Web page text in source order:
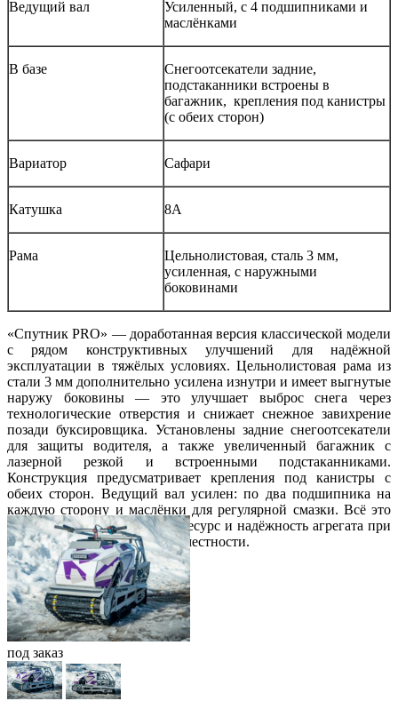
Ведущий вал
Усиленный, с 4 подшипниками и
маслёнками
В базе
Снегоотсекатели задние,
подстаканники встроены в
багажник, крепления под канистры
(с обеих сторон)
Вариатор Сафари
Катушка 8А
Рама
Цельнолистовая, сталь 3 мм,
усиленная, с наружными
боковинами
«Спутник PRO» — доработанная версия классической модели
с рядом конструктивных улучшений для надёжной
эксплуатации в тяжёлых условиях. Цельнолистовая рама из
стали 3 мм дополнительно усилена изнутри и имеет выгнутые
наружу боковины — это улучшает выброс снега через
технологические отверстия и снижает снежное завихрение
позади буксировщика. Установлены задние снегоотсекатели
для защиты водителя, а также увеличенный багажник с
лазерной резкой и встроенными подстаканниками.
Конструкция предусматривает крепления под канистры с
обеих сторон. Ведущий вал усилен: по два подшипника на
каждую сторону и маслёнки для регулярной смазки. Всё это
обеспечивает повышенный ресурс и надёжность агрегата при
транспортировке в сложной местности.
под заказ